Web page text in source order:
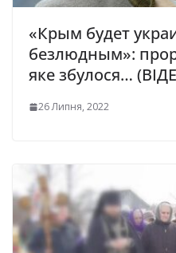
«Крым будет
безлюдным»:
яке збулося…
26 Липня, 2022